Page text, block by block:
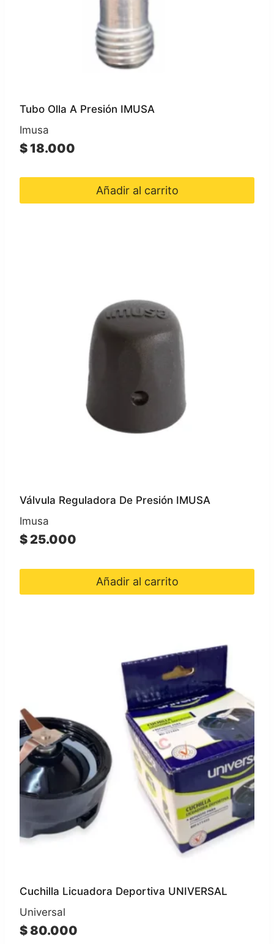
Tubo Olla A Presión IMUSA
Imusa
$18.000
Añadir al carrito
Válvula Reguladora De Presión IMUSA
Imusa
$25.000
Añadir al carrito
Cuchilla Licuadora Deportiva UNIVERSAL
Universal
$ 80.000